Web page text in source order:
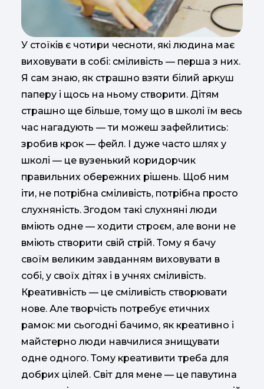
У стоїків є чотири чесноти, які людина має
виховувати в собі: сміливість — перша з них.
Я сам знаю, як страшно взяти білий аркуш
паперу і щось на ньому створити. Дітям
страшно ще більше, тому що в школі їм весь
час нагадують — ти можеш зафейлитись:
зробив крок — фейл. І дуже часто шлях у
школі — це вузенький коридорчик
правильних обережних рішень. Щоб ним
іти, не потрібна сміливість, потрібна просто
слухняність. Згодом такі слухняні люди
вміють одне — ходити строєм, але вони не
вміють створити свій стрій. Тому я бачу
своїм великим завданням виховувати в
собі, у своїх дітях і в учнях сміливість.
Креативність — це сміливість створювати
нове. Але творчість потребує етичних
рамок: ми сьогодні бачимо, як креативно і
майстерно люди навчилися знищувати
одне одного. Тому креативити треба для
добрих цілей. Світ для мене — це павутина